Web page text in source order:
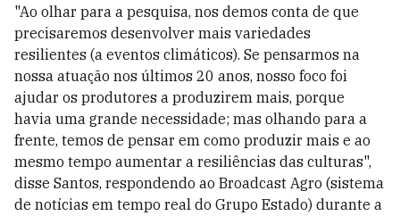
"Ao olhar para a pesquisa, nos demos conta de que
precisaremos desenvolver mais variedades
resilientes (a eventos climáticos). Se pensarmos na
nossa atuação nos últimos 20 anos, nosso foco foi
ajudar os produtores a produzirem mais, porque
havia uma grande necessidade; mas olhando para a
frente, temos de pensar em como produzir mais e ao
mesmo tempo aumentar a resiliências das culturas",
disse Santos, respondendo ao Broadcast Agro (sistema
de notícias em tempo real do Grupo Estado) durante a